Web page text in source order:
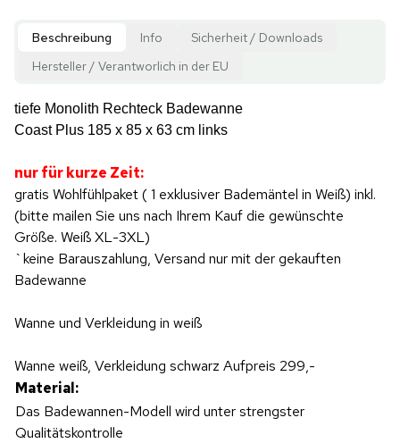
Beschreibung Info
Sicherheit / Downloads
Hersteller / Verantworlich in der EU
tiefe Monolith Rechteck Badewanne
Coast Plus 185 x 85 x 63 cm links
nur für kurze Zeit:
gratis Wohlfühlpaket ( 1 exklusiver Bademäntel in Weiß) inkl.
(bitte mailen Sie uns nach Ihrem Kauf die gewünschte
Größe. Weiß XL-3XL)
`keine Barauszahlung, Versand nur mit der gekauften
Badewanne
Wanne und Verkleidung in weiß
Wanne weiß, Verkleidung schwarz Aufpreis 299,-
Material:
Das Badewannen-Modell wird unter strengster
Qualitätskontrolle